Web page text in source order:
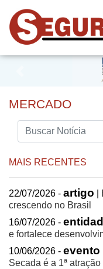
MERCADO
MAIS RECENTES
22/07/2026 - artigo
crescendo no Brasil
16/07/2026 -
e fortalece
10/06/2026 - evento
Secada é a 1ª